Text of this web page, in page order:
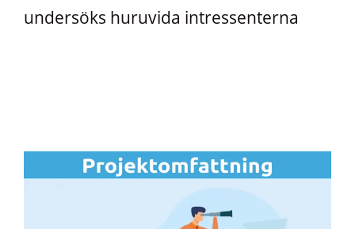
undersöks huruvida intressenterna